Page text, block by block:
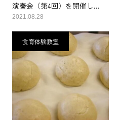
演奏会（第4回）を開催し...
2021.08.28
食育体験教室